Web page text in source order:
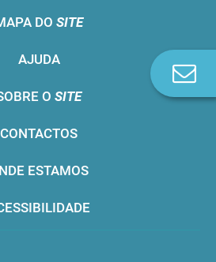
DO SITE
AJUDA
O SITE
CONTACTOS
ESTAMOS